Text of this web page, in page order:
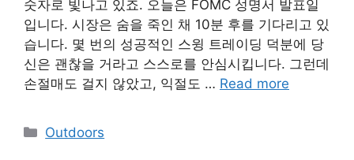
숫자로 빛나고 있죠. 오늘은 FOMC 성명서 발표일
입니다. 시장은 숨을 죽인 채 10분 후를 기다리고 있
습니다. 몇 번의 성공적인 스윙 트레이딩 덕분에 당
신은 괜찮을 거라고 스스로를 안심시킵니다. 그런데
손절매도 걸지 않았고, 익절도 … Read more
Categories
Outdoors